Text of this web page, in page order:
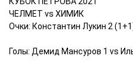
ЧЕЛМЕТ vs ХИМИК
Очки: Константин Лукин 2
Голы: Демид Мансуров 1 vs